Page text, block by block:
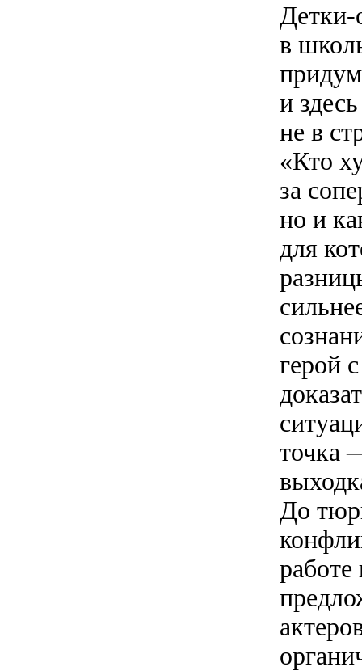
Детки-
в
и
не в
«Кто
за
но и
для
герой
точка
До